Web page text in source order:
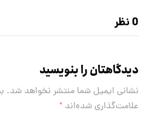
0 نظر
دیدگاهتان را بنویسید
نشانی ایمیل شما منتشر نخواهد شد.
علامت‌گذاری شده‌اند*